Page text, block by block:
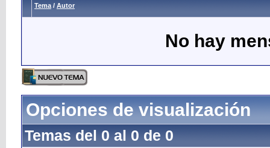
Tema / Autor
No hay
Opciones de visualización
Temas del 0 al 0 de 0